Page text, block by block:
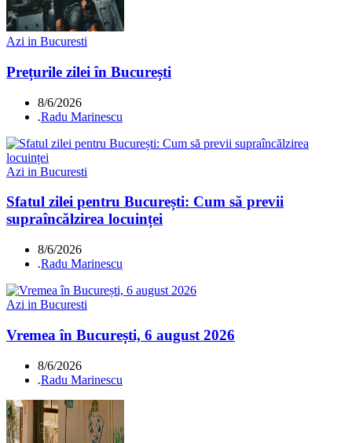
Azi in Bucuresti
Prețurile zilei în București
8/6/2026
.Radu Marinescu
Azi in Bucuresti
Sfatul zilei pentru București: Cum să previi
supraîncălzirea locuinței
8/6/2026
.Radu Marinescu
Azi in Bucuresti
Vremea în București, 6 august 2026
8/6/2026
.Radu Marinescu